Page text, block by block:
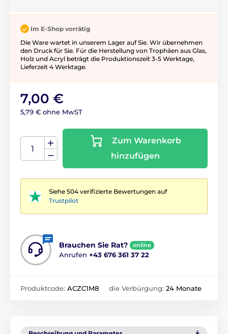
Im E-Shop vorrätig
Die Ware wartet in unserem Lager auf Sie. Wir übernehmen
den Druck für Sie. Für die Herstellung von Trophäen aus Glas,
Holz und Acryl beträgt die Produktionszeit 3-5 ​​Werktage,
Lieferzeit 4 Werktage.
7,00 €
5,79 € ohne MwST
Zum Warenkorb
hinzufügen
Siehe 504 verifizierte Bewertungen auf
Trustpilot
Brauchen Sie Rat? online
Anrufen +43 676 361 37 22
Produktcode: ACZC1M8 die Verbürgung: 24 Monate